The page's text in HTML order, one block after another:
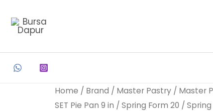
Home / Brand / Master Pastry / Master
SET Pie Pan 9 in / Spring Form 20 /